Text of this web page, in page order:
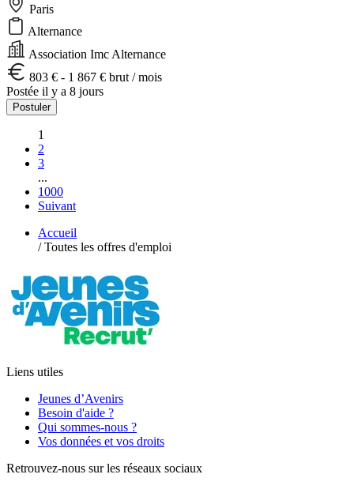
Paris
Alternance
Association Imc Alternance
803 € - 1 867 € brut / mois
Postée il y a 8 jours
Postuler
1
2
3
...
1000
Suivant
Accueil
/ Toutes les offres d'emploi
Liens utiles
Jeunes d’Avenirs
Besoin d'aide ?
Qui sommes-nous ?
Vos données et vos droits
Retrouvez-nous sur les réseaux sociaux